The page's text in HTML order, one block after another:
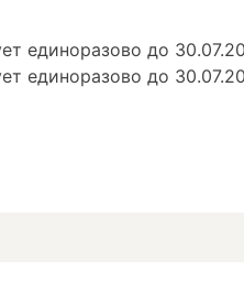
единоразово до
единоразово до